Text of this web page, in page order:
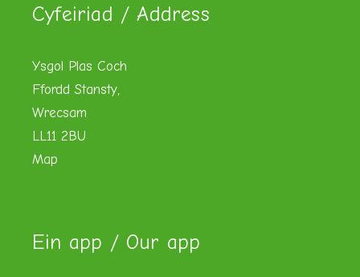
Cyfeiriad / Address
Ysgol Plas Coch
Ffordd Stansty,
Wrecsam
LL11 2BU
Map
Ein app / Our app